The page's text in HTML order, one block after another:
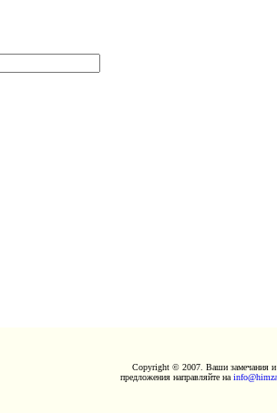
Copyright © 2007. Ваши замечания и
предложения направляйте на